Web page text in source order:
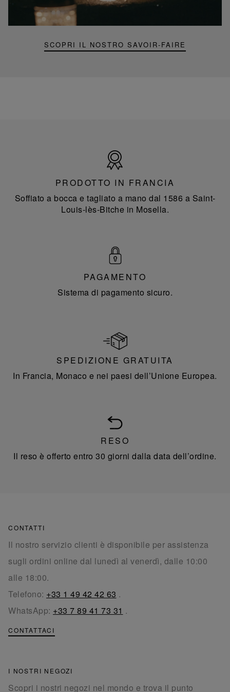
SCOPRI IL NOSTRO SAVOIR-FAIRE
mini
Francia
PRODOTTO IN FRANCIA
Soffiato a bocca e tagliato a mano dal 1586 a Saint-
Louis-lès-Bitche in Mosella.
PAGAMENTO
Sistema di pagamento sicuro.
SPEDIZIONE GRATUITA
In Francia, Monaco e nei paesi dell’Unione Europea.
RESO
Il reso è offerto entro 30 giorni dalla data dell’ordine.
CONTATTI
Il nostro servizio clienti è disponibile per assistenza
sugli ordini online dal lunedì al venerdì, dalle 10:00
alle 18:00.
Telefono: +33 1 49 42 42 63 .
WhatsApp: +33 7 89 41 73 31 .
CONTATTACI
I NOSTRI NEGOZI
Scopri i nostri negozi nel mondo e trova il punto